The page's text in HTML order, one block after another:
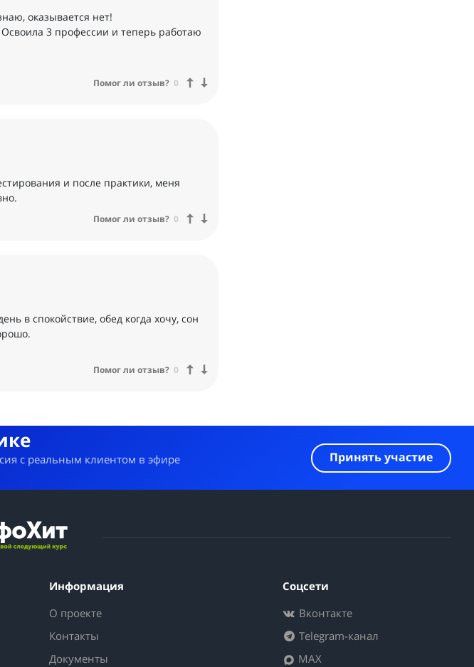
оказывается нет!
3 профессии и теперь работаю
Помог ли отзыв? 0
и после практики, меня
Помог ли отзыв? 0
в спокойствие, обед когда хочу, сон
Помог ли отзыв? 0
с реальным клиентом в эфире Принять участие
Информация
О проекте
Контакты
Документы
Соцсети
Вконтакте
Telegram-канал
MAX